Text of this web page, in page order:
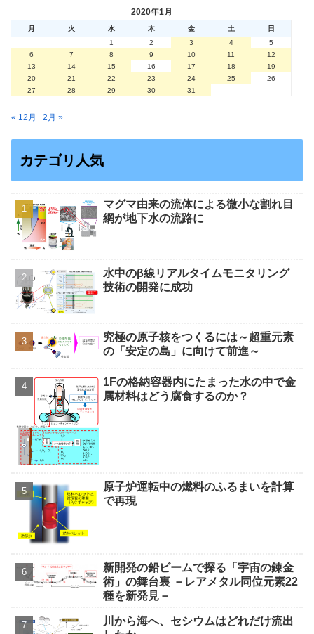
2020年1月
月 火 水 木 金 土
日
1
2 3 4
5
6
7 8 9 10 11
12
13
14 15 16 17 18
19
20
21 22 23 24 25
26
27
28 29 30 31
« 12月 2月 »
カテゴリ人気
マグマ由来の流体による微小な割れ目
網が地下水の流路に
水中のβ線リアルタイムモニタリング
技術の開発に成功
究極の原子核をつくるには～超重元素
の「安定の島」に向けて前進～
1Fの格納容器内にたまった水の中で金
属材料はどう腐食するのか？
原子炉運転中の燃料のふるまいを計算
で再現
新開発の鉛ビームで探る「宇宙の錬金
術」の舞台裏 －レアメタル同位元素22
種を新発見－
川から海へ、セシウムはどれだけ流出